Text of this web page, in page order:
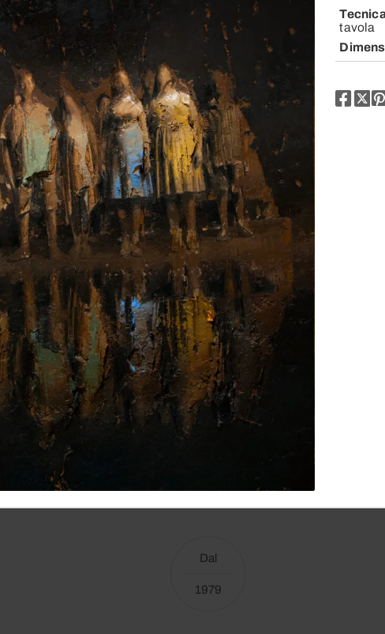
Dal
1979
tavola